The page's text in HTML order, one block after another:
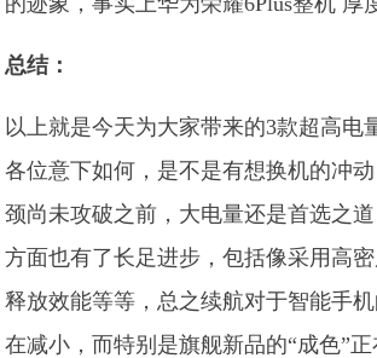
总结：
以上就是今天为大家带来的3款超高电
各位意下如何，是不是有想换机的冲
颈尚未攻破之前，大电量还是首选之
方面也有了长足进步，包括像采用高
释放效能等等，总之续航对于智能手
在减小，而特别是旗舰新品的“成色”